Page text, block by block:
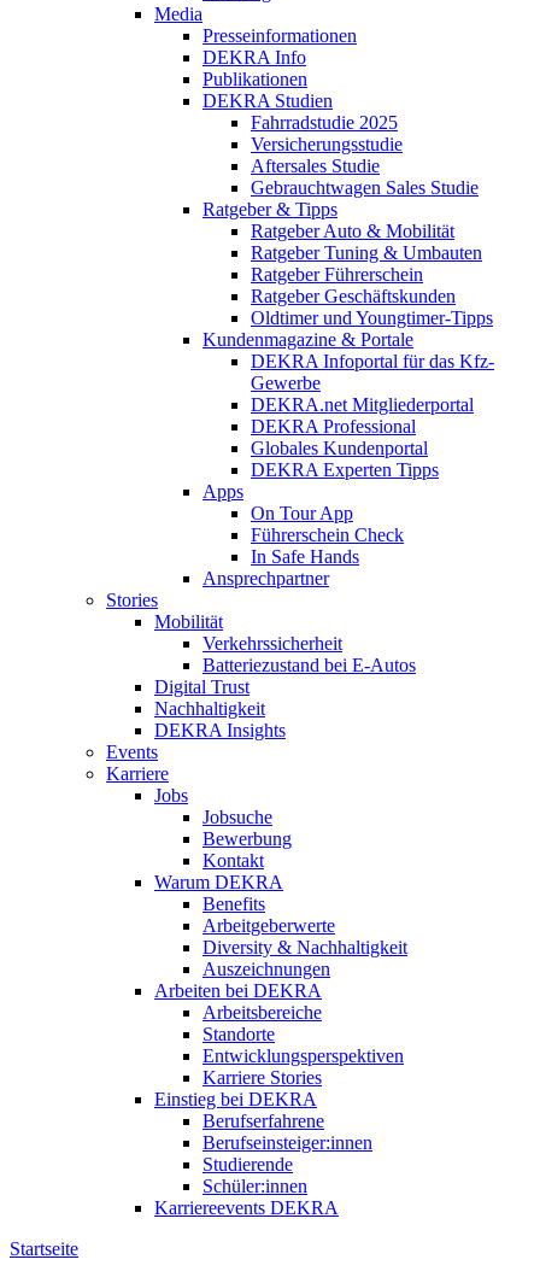
Media
Presseinformationen
DEKRA Info
Publikationen
DEKRA Studien
Fahrradstudie 2025
Versicherungsstudie
Aftersales Studie
Gebrauchtwagen Sales Studie
Ratgeber & Tipps
Ratgeber Auto & Mobilität
Ratgeber Tuning & Umbauten
Ratgeber Führerschein
Ratgeber Geschäftskunden
Oldtimer und Youngtimer-Tipps
Kundenmagazine & Portale
DEKRA Infoportal für das Kfz-
Gewerbe
DEKRA.net Mitgliederportal
DEKRA Professional
Globales Kundenportal
DEKRA Experten Tipps
Apps
On Tour App
Führerschein Check
In Safe Hands
Ansprechpartner
Stories
Mobilität
Verkehrssicherheit
Batteriezustand bei E-Autos
Digital Trust
Nachhaltigkeit
DEKRA Insights
Events
Karriere
Jobs
Jobsuche
Bewerbung
Kontakt
Warum DEKRA
Benefits
Arbeitgeberwerte
Diversity & Nachhaltigkeit
Auszeichnungen
Arbeiten bei DEKRA
Arbeitsbereiche
Standorte
Entwicklungsperspektiven
Karriere Stories
Einstieg bei DEKRA
Berufserfahrene
Berufseinsteiger:innen
Studierende
Schüler:innen
Karriereevents DEKRA
Startseite